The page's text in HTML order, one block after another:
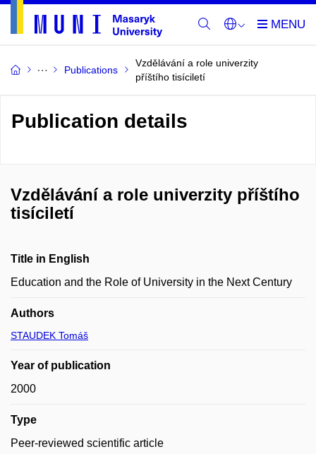
Publications
Vzdělávání a role univerzity
příštího tisíciletí
Publication details
Vzdělávání a role univerzity příštího
tisíciletí
Title in English
Education and the Role of University in the Next Century
Authors
STAUDEK Tomáš
Year of publication
2000
Type
Peer-reviewed scientific article